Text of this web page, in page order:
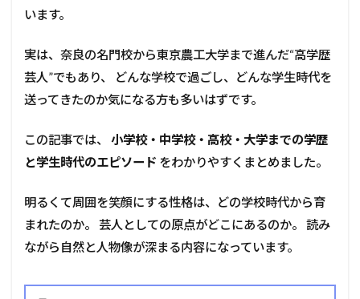
います。
実は、奈良の名門校から東京農工大学まで進んだ“高学歴
芸人”でもあり、 どんな学校で過ごし、どんな学生時代を
送ってきたのか気になる方も多いはずです。
この記事では、 小学校・中学校・高校・大学までの学歴
と学生時代のエピソード をわかりやすくまとめました。
明るくて周囲を笑顔にする性格は、どの学校時代から育
まれたのか。 芸人としての原点がどこにあるのか。 読み
ながら自然と人物像が深まる内容になっています。